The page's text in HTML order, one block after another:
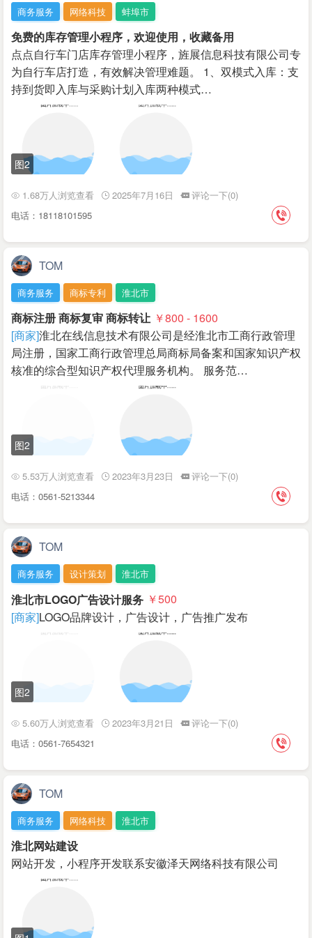
商务服务 网络科技 蚌埠市
免费的库存管理小程序，欢迎使用，收藏备用
点点自行车门店库存管理小程序，旌展信息科技有限公司专
为自行车店打造，有效解决管理难题。 1、双模式入库：支
持到货即入库与采购计划入库两种模式…
图2
1.68万人浏览查看 2025年7月16日
评论一下(0)
电话：18118101595
TOM
商务服务 商标专利 淮北市
商标注册 商标复审 商标转让 ￥800 - 1600
[商家]淮北在线信息技术有限公司是经淮北市工商行政管理
局注册，国家工商行政管理总局商标局备案和国家知识产权
核准的综合型知识产权代理服务机构。 服务范…
图2
5.53万人浏览查看 2023年3月23日
评论一下(0)
电话：0561-5213344
TOM
商务服务 设计策划 淮北市
淮北市LOGO广告设计服务 ￥500
[商家]LOGO品牌设计，广告设计，广告推广发布
图2
5.60万人浏览查看 2023年3月21日
评论一下(0)
电话：0561-7654321
TOM
商务服务 网络科技 淮北市
淮北网站建设
网站开发，小程序开发联系安徽泽天网络科技有限公司